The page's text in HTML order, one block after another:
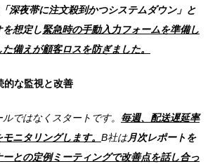
「深夜帯に注文殺到かつシステムダウン」と
を想定し緊急時の手動入力フォームを準備し
備えが顧客ロスを防ぎました。
的な監視と改善
ではなくスタートです。 毎週、配送遅延率
ニタリングします。 B社は月次レポートを
との定例ミーティングで改善点を話し合っ